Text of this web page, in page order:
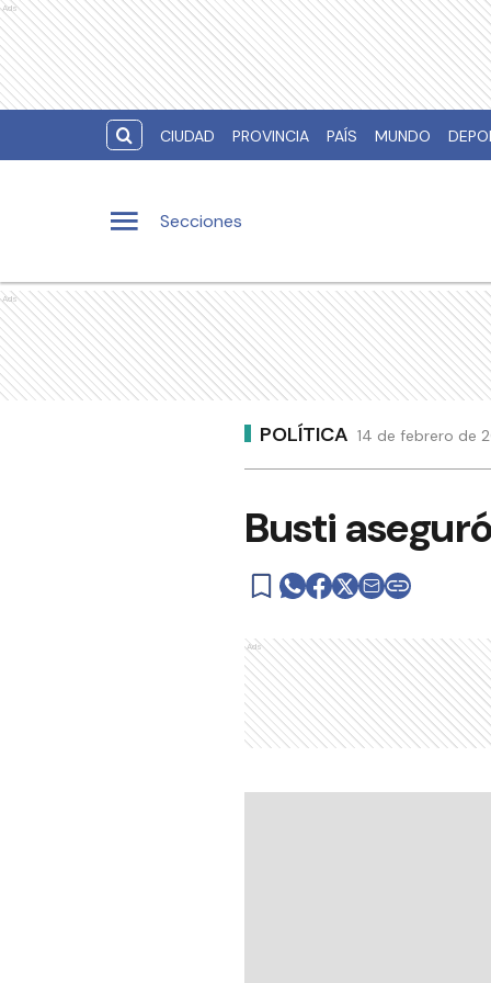
Ads
CIUDAD PROVINCIA PAÍS MUNDO
Secciones
Ads
POLÍTICA 14 de febrero de
Busti
Ads